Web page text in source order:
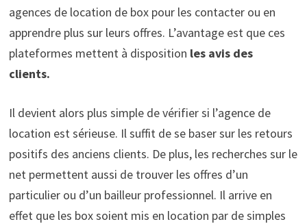
agences de location de box pour les contacter ou en
apprendre plus sur leurs offres. L’avantage est que ces
plateformes mettent à disposition les avis des
clients.
Il devient alors plus simple de vérifier si l’agence de
location est sérieuse. Il suffit de se baser sur les retours
positifs des anciens clients. De plus, les recherches sur le
net permettent aussi de trouver les offres d’un
particulier ou d’un bailleur professionnel. Il arrive en
effet que les box soient mis en location par de simples